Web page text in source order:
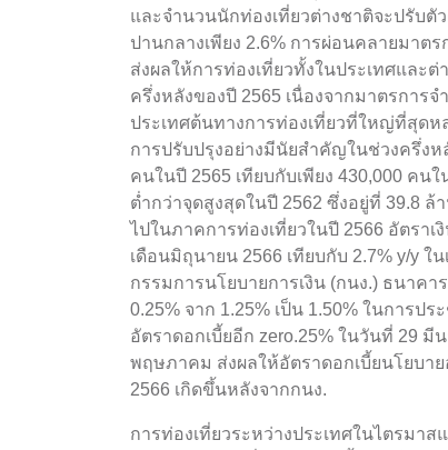
และจำนวนนักท่องเที่ยวต่างชาติจะปรับตั
ปานกลางเพียง 2.6% การผ่อนคลายมาต
ส่งผลให้การท่องเที่ยวทั้งในประเทศและ
ครึ่งหลังของปี 2565 เนื่องจากมาตรการ
ประเทศต้นทางการท่องเที่ยวที่ใหญ่ที่สุดห
การปรับปรุงอย่างมีนัยสำคัญในช่วงครึ่งห
คนในปี 2565 เทียบกับเพียง 430,000 คน
ต่ำกว่าจุดสูงสุดในปี 2562 ซึ่งอยู่ที่ 39.8
ไปในภาคการท่องเที่ยวในปี 2566 อัตราเ
เดือนมิถุนายน 2566 เทียบกับ 2.7% y/y ใ
กรรมการนโยบายการเงิน (กนง.) ธนาคา
0.25% จาก 1.25% เป็น 1.50% ในการ
อัตราดอกเบี้ยอีก zero.25% ในวันที่ 29
พฤษภาคม ส่งผลให้อัตราดอกเบี้ยนโยบา
2566 เกิดขึ้นหลังจากกนง.
การท่องเที่ยวระหว่างประเทศในไตรมา